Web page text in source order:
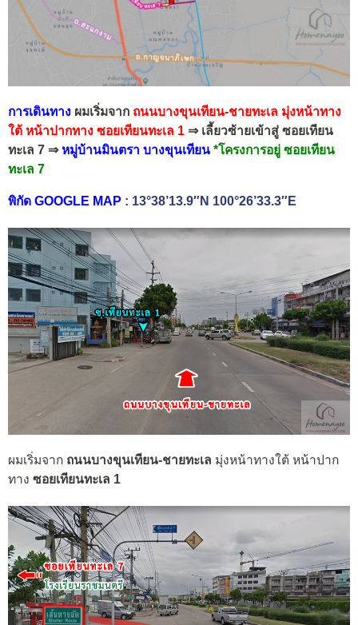
การเดินทาง ผมเริ่มจาก ถนนบางขุนเทียน-ชายทะเล มุ่งหน้าทาง
ใต้ หน้าปากทาง ซอยเทียนทะเล 1 ⇒ เลี้ยวซ้ายเข้าสู่ ซอยเทียน
ทะเล 7 ⇒หมู่บ้านมินตรา บางขุนเทียน *โครงการอยู่ ซอยเทียน
ทะเล 7
พิกัด GOOGLE MAP : 13°38’13.9″N 100°26’33.3″E
ผมเริ่มจาก ถนนบางขุนเทียน-ชายทะเล มุ่งหน้าทางใต้ หน้าปาก
ทาง ซอยเทียนทะเล 1